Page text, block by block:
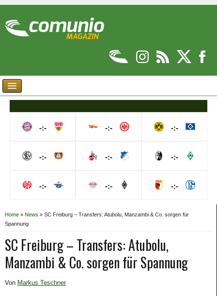
-:-
-:-
-:-
-:-
-:-
-:-
-:-
-:-
-:-
Home » News » SC Freiburg – Transfers: Atubolu, Manzambi & Co. sorgen für
Spannung
SC Freiburg – Transfers: Atubolu,
Manzambi & Co. sorgen für Spannung
Von Markus Teschner